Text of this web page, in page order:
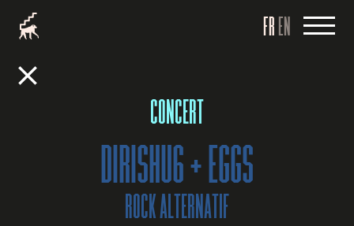
FR EN
CONCERT
DIRISHU6 + EGGS
ROCK ALTERNATIF